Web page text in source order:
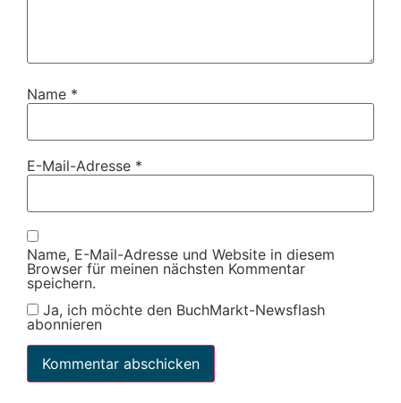
Name *
E-Mail-Adresse *
Name, E-Mail-Adresse und Website in diesem
Browser für meinen nächsten Kommentar
speichern.
Ja, ich möchte den BuchMarkt-Newsflash
abonnieren